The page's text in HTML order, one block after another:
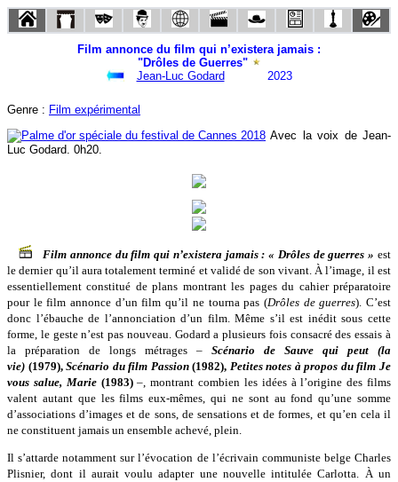
Film annonce du film qui n’existera jamais :
"Drôles de Guerres"
Jean-Luc Godard
2023
Genre : Film expérimental
Avec la voix de Jean-
Luc Godard. 0h20.
Film annonce du film qui n’existera jamais : « Drôles de guerres » est
le dernier qu’il aura totalement terminé et validé de son vivant. À l’image, il est
essentiellement constitué de plans montrant les pages du cahier préparatoire
pour le film annonce d’un film qu’il ne tourna pas (Drôles de guerres). C’est
donc l’ébauche de l’annonciation d’un film. Même s’il est inédit sous cette
forme, le geste n’est pas nouveau. Godard a plusieurs fois consacré des essais à
la préparation de longs métrages – Scénario de Sauve qui peut (la
vie) (1979),Scénario du film Passion(1982), Petites notes à propos du film Je
vous salue, Marie(1983)–, montrant combien les idées à l’origine des films
valent autant que les films eux-mêmes, qui ne sont au fond qu’une somme
d’associations d’images et de sons, de sensations et de formes, et qu’en cela il
ne constituent jamais un ensemble achevé, plein.
Il s’attarde notamment sur l’évocation de l’écrivain communiste belge Charles
Plisnier, dont il aurait voulu adapter une nouvelle intitulée Carlotta. À un